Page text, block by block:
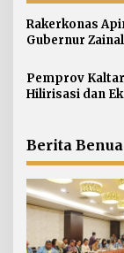
s
i
o
Rakerkonas
Gubernur Zainal
Strategis
Perwakilan
Pemprov
Hilirisasi dan
Berita